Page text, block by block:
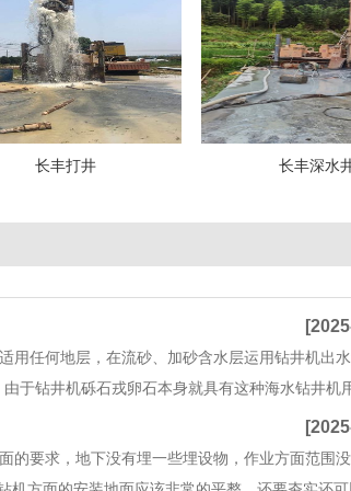
长丰打井 长丰深水
任何地层，在流砂、加砂含水层运用钻井机出
于钻井机砾石戎卵石本身就具有这种海水钻井机
宜。长丰钻井表示，因而钻井机填充依的粒捏能
要求，地下没有埋一些埋设物，作业方面范围